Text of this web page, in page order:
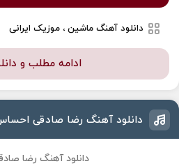
دانلود آهنگ ماشین ، موزیک ایرانی
ادامه مطلب و
دانلود آهنگ رضا صادقی
دانلود آهنگ رضا